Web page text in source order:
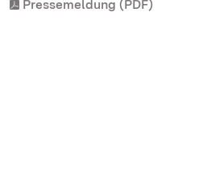
Pressemeldung (PDF)